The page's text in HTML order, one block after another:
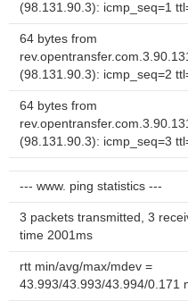
(98.131.90.3): icmp_seq=1
64 bytes from
(98.131.90.3): icmp_seq=2
64 bytes from
(98.131.90.3): icmp_seq=3
--- www. ping statistics ---
3 packets transmitted, 3
time 2001ms
rtt min/avg/max/mdev =
43.993/43.993/43.994/0.171